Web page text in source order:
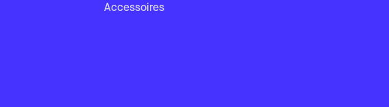
Accessoires